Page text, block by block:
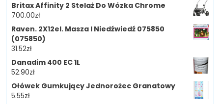
Britax Affinity 2 Stelaż Do Wózka Chrome
700.00zł
Raven. 2X12el. Masza I Niedźwiedź 075850
(075850)
31.52zł
Danadim 400 EC 1L
52.90zł
Ołówek Gumkujący Jednorożec Granatowy
5.55zł